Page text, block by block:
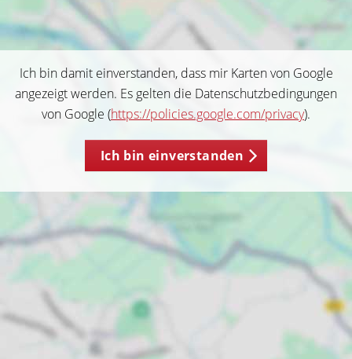
Ich bin damit einverstanden, dass mir Karten von Google
angezeigt werden. Es gelten die Datenschutzbedingungen
von Google (https://policies.google.com/privacy).
Ich bin einverstanden